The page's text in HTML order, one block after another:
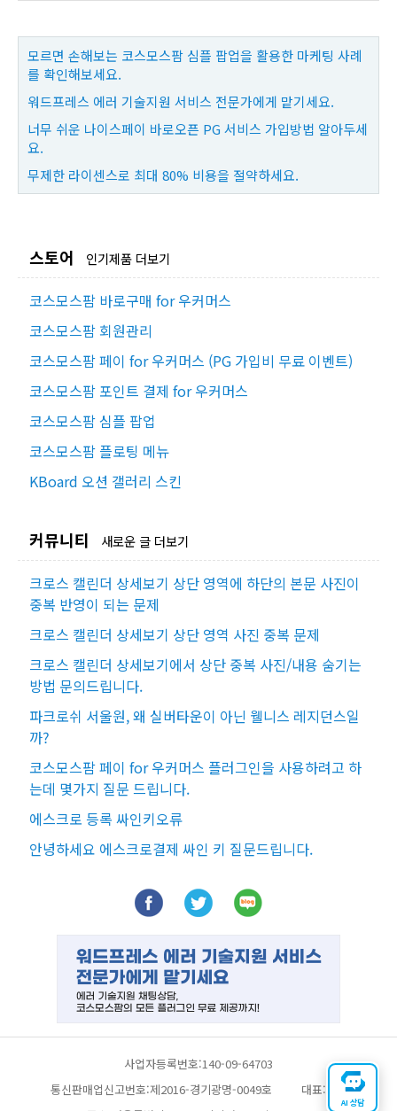
모르면 손해보는 코스모스팜 심플 팝업을 활용한 마케팅 사례
를 확인해보세요.
워드프레스 에러 기술지원 서비스 전문가에게 맡기세요.
너무 쉬운 나이스페이 바로오픈 PG 서비스 가입방법 알아두세
요.
무제한 라이센스로 최대 80% 비용을 절약하세요.
스토어 인기제품 더보기
코스모스팜 바로구매 for 우커머스
코스모스팜 회원관리
코스모스팜 페이 for 우커머스 (PG 가입비 무료 이벤트)
코스모스팜 포인트 결제 for 우커머스
코스모스팜 심플 팝업
코스모스팜 플로팅 메뉴
KBoard 오션 갤러리 스킨
커뮤니티 새로운 글 더보기
크로스 캘린더 상세보기 상단 영역에 하단의 본문 사진이
중복 반영이 되는 문제
크로스 캘린더 상세보기 상단 영역 사진 중복 문제
크로스 캘린더 상세보기에서 상단 중복 사진/내용 숨기는
방법 문의드립니다.
파크로쉬 서울원, 왜 실버타운이 아닌 웰니스 레지던스일
까?
코스모스팜 페이 for 우커머스 플러그인을 사용하려고 하
는데 몇가지 질문 드립니다.
에스크로 등록 싸인키오류
안녕하세요 에스크로결제 싸인 키 질문드립니다.
사업자등록번호:140-09-64703
통신판매업신고번호:제2016-경기광명-0049호
대표:채찬
AI 상담